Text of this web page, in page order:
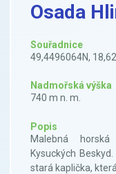
Osada
Souřadnice
49,4496064N,
Nadmořská výška
740 m n. m.
Popis
Malebná horská
Kysuckých
stará kaplička,